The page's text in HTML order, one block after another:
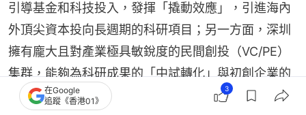
引導基金和科技投入，發揮「撬動效應」，引進海內
外頂尖資本投向長週期的科研項目；另一方面，深圳
擁有龐大且對產業極具敏銳度的民間創投（VC/PE）
集群，能夠為科研成果的「中試轉化」與初創企業的
快速孵化提供靈活且精準的早期資金鏈。在河套園區
在Google
追蹤《香港01》
3